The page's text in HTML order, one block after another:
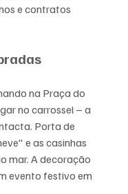
e contratos
na Praça do
no carrossel – a
Porta de
e as casinhas
mar. A decoração
evento festivo em